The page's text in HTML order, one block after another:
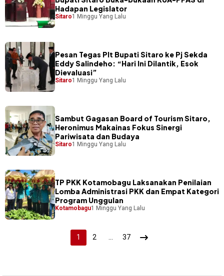
Hadapan Legislator
Sitaro1 Minggu Yang Lalu
Pesan Tegas Plt Bupati Sitaro ke Pj Sekda
Eddy Salindeho: “Hari Ini Dilantik, Esok
Dievaluasi”
Sitaro1 Minggu Yang Lalu
Sambut Gagasan Board of Tourism Sitaro,
Heronimus Makainas Fokus Sinergi
Pariwisata dan Budaya
Sitaro1 Minggu Yang Lalu
TP PKK Kotamobagu Laksanakan Penilaian
Lomba Administrasi PKK dan Empat Kategori
Program Unggulan
Kotamobagu1 Minggu Yang Lalu
1 2 … 37